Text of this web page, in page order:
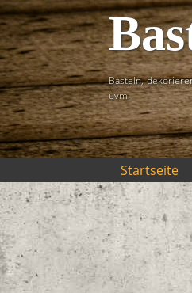
Basteln,
uvm.
Startseite